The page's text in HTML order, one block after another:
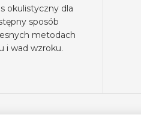
okulistyczny dla
sposób
metodach
i wad wzroku.